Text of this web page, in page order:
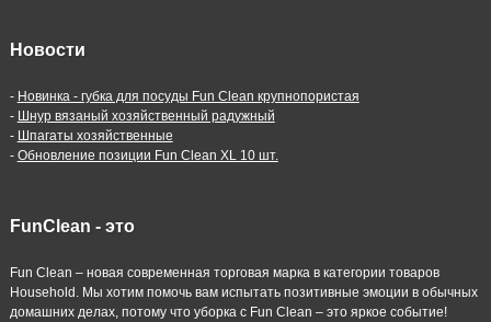
Новости
- Новинка - губка для посуды Fun Clean крупнопористая
- Шнур вязаный хозяйственный радужный
- Шпагаты хозяйственные
- Обновление позиции Fun Clean XL 10 шт.
FunClean - это
Fun Clean – новая современная торговая марка в категории товаров
Household. Мы хотим помочь вам испытать позитивные эмоции в обычных
домашних делах, потому что уборка с Fun Clean – это яркое событие!